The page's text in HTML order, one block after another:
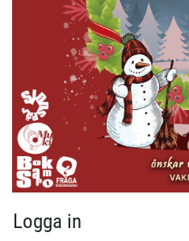
Logga in